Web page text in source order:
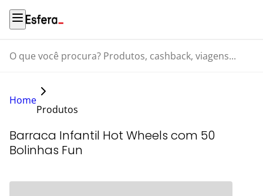
O que você procura? Produtos, cashback, viagens...
Home
Produtos
Barraca Infantil Hot Wheels com 50
Bolinhas Fun